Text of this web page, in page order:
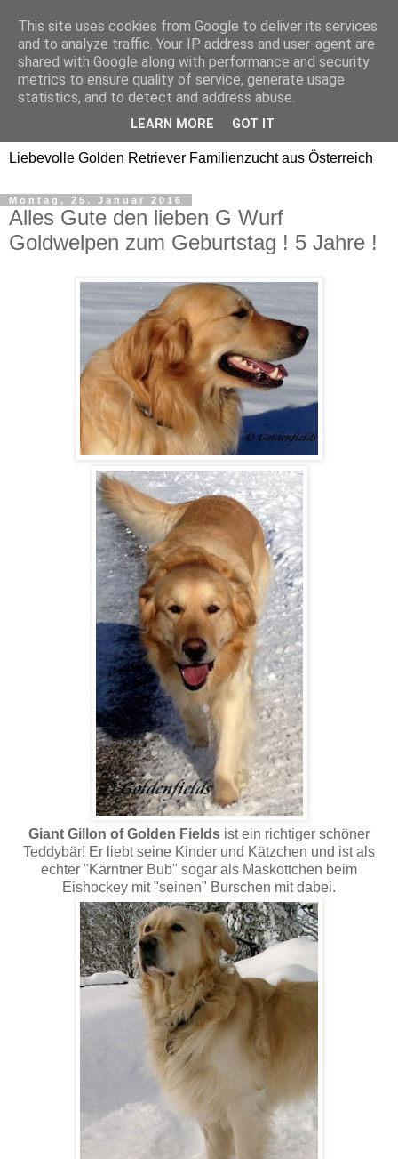
Golden Retriever Welpen
Familienzucht -
Goldwelpen
Liebevolle Golden Retriever Familienzucht aus Österreich
Montag, 25. Januar 2016
Alles Gute den lieben G Wurf
Goldwelpen zum Geburtstag ! 5 Jahre !
Giant Gillon of Golden Fields ist ein richtiger schöner
Teddybär! Er liebt seine Kinder und Kätzchen und ist als
echter "Kärntner Bub" sogar als Maskottchen beim
Eishockey mit "seinen" Burschen mit dabei.
This site uses cookies from Google to deliver its services
and to analyze traffic. Your IP address and user-agent are
shared with Google along with performance and security
metrics to ensure quality of service, generate usage
statistics, and to detect and address abuse.
LEARN MORE GOT IT